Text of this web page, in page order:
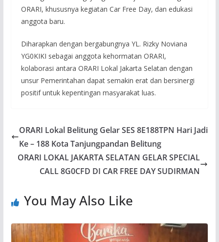
ORARI, khususnya kegiatan Car Free Day, dan edukasi
anggota baru.
Diharapkan dengan bergabungnya YL. Rizky Noviana
YG0KIKI sebagai anggota kehormatan ORARI,
kolaborasi antara ORARI Lokal Jakarta Selatan dengan
unsur Pemerintahan dapat semakin erat dan bersinergi
positif untuk kepentingan masyarakat luas.
ORARI Lokal Belitung Gelar SES 8E188TPN Hari Jadi
Ke – 188 Kota Tanjungpandan Belitung
ORARI LOKAL JAKARTA SELATAN GELAR SPECIAL
CALL 8G0CFD DI CAR FREE DAY SUDIRMAN
You May Also Like